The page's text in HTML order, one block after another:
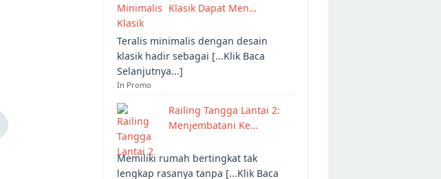
Klasik Dapat Men…
Teralis minimalis dengan desain
klasik hadir sebagai [...Klik Baca
Selanjutnya...]
In Promo
Railing Tangga Lantai 2:
Menjembatani Ke…
Memiliki rumah bertingkat tak
lengkap rasanya tanpa [...Klik Baca